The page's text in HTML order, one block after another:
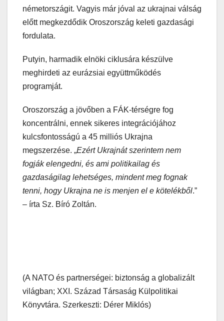
németországit. Vagyis már jóval az ukrajnai válság
előtt megkezdődik Oroszország keleti gazdasági
fordulata.
Putyin, harmadik elnöki ciklusára készülve
meghirdeti az eurázsiai együttműködés
programját.
Oroszország a jövőben a FÁK-térségre fog
koncentrálni, ennek sikeres integrációjához
kulcsfontosságú a 45 milliós Ukrajna
megszerzése. „Ezért Ukrajnát szerintem nem
fogják elengedni, és ami politikailag és
gazdaságilag lehetséges, mindent meg fognak
tenni, hogy Ukrajna ne is menjen el e kötelékből.”
– írta Sz. Bíró Zoltán.
(A NATO és partnerségei: biztonság a globalizált
világban; XXI. Század Társaság Külpolitikai
Könyvtára. Szerkeszti: Dérer Miklós)